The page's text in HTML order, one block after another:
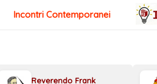
Incontri Contemporanei